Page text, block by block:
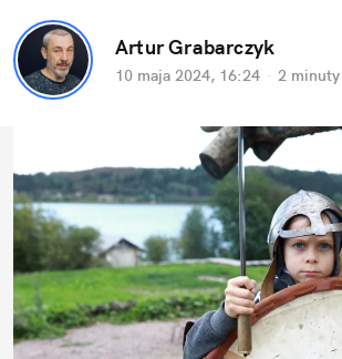
Artur Grabarczyk
10 maja 2024, 16:24 · 2 minuty